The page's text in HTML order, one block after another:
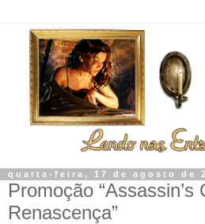
quarta-feira, 17 de agosto de
Promoção “Assassin’s
Renascença”